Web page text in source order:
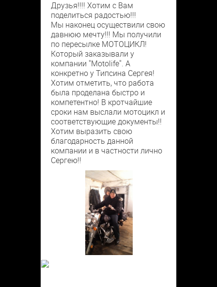
Друзья!!!! Хотим с Вам
поделиться радостью!!!
Мы наконец осуществили свою
давнюю мечту!!! Мы получили
по пересылке МОТОЦИКЛ!
Который заказывали у
компании "Motolife". А
конкретно у Типсина Сергея!
Хотим отметить, что работа
была проделана быстро и
компетентно! В кротчайшие
сроки нам выслали мотоцикл и
соответствующие документы!!
Хотим выразить свою
благодарность данной
компании и в частности лично
Сергею!!